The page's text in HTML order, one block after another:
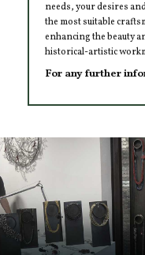
needs, your desires
the most suitable
enhancing the beauty
historical-artistic
For any further